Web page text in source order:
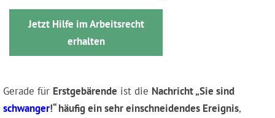
Jetzt Hilfe im Arbeitsrecht
erhalten
Gerade für Erstgebärende ist die Nachricht „Sie sind
schwanger!“ häufig ein sehr einschneidendes Ereignis,